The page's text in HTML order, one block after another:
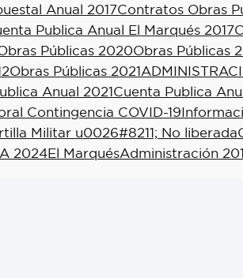
Anual 2017Contratos Obras
Publica Anual El Marqués 2017
Públicas 2020Obras Públicas
Obras Públicas 2021
Anual 2021Cuenta Publica
Contingencia COVID-19
Militar u0026#8211; No liberada
2024El MarquésAdministración